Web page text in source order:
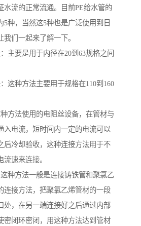
水流的正常流通。目前PE给水管的
5种，当然这5种也是广泛使用到日
们一起来了解一下。
主要是用于内径在20到63规格之间
这种方法主要用于规格在110到160
方法使用的电阻丝设备，在管材与
入电流，短时间内一定的电流可以
后冷却验收，这种连接方法用于不
速来连接。
种方法一般是连接铸铁管和聚氯乙
连接方法，把聚氯乙烯管材的一段
处，在另一端连接好之后通过内部
密闭环密闭，用这种方法达到管材